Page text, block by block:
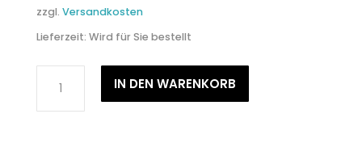
zzgl. Versandkosten
Lieferzeit: Wird für Sie bestellt
MYAQUA®
3800
IN DEN WARENKORB